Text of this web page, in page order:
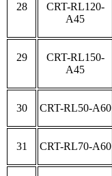
28
CRT-RL120-
A45
29
CRT-RL150-
A45
30 CRT-RL50-A60
31 CRT-RL70-A60